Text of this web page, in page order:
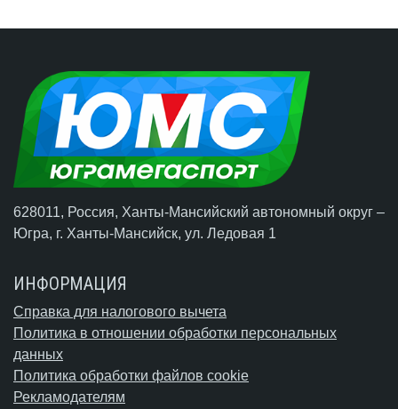
628011, Россия, Ханты-Мансийский автономный округ –
Югра, г. Ханты-Мансийск, ул. Ледовая 1
ИНФОРМАЦИЯ
Справка для налогового вычета
Политика в отношении обработки персональных
данных
Политика обработки файлов cookie
Рекламодателям